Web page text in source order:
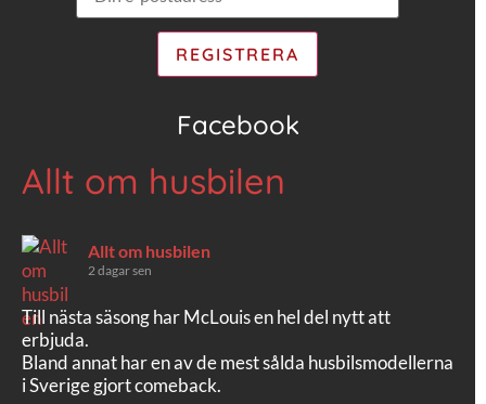
Facebook
Allt om husbilen
Allt om husbilen
2 dagar sen
Till nästa säsong har McLouis en hel del nytt att
erbjuda.
Bland annat har en av de mest sålda husbilsmodellerna
i Sverige gjort comeback.